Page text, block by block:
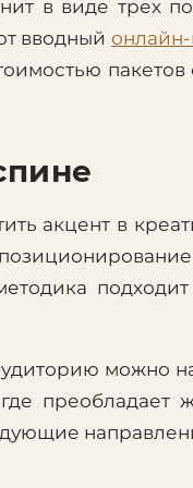
в виде трех
вводный онлайн-
пакетов
акцент в
можно
преобладает